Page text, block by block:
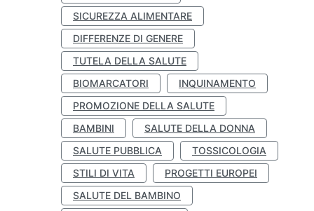
SICUREZZA ALIMENTARE
DIFFERENZE DI GENERE
TUTELA DELLA SALUTE
BIOMARCATORI
INQUINAMENTO
PROMOZIONE DELLA SALUTE
BAMBINI
SALUTE DELLA DONNA
SALUTE PUBBLICA
TOSSICOLOGIA
STILI DI VITA
PROGETTI EUROPEI
SALUTE DEL BAMBINO